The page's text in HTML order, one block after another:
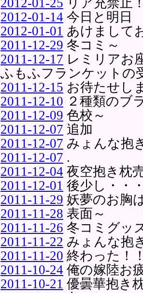
2012-01-14 今日と明日
2012-01-01 あけまして
2011-12-29 冬コミ～
2011-12-17 レミリアお
ふもふフランケットの
2011-12-15 お待たせし
2011-12-10 ２種類のブ
2011-12-09 色校～
2011-12-07 追加
2011-12-07 みょんな抱
2011-12-07 .
2011-12-04 夜空抱き枕
2011-12-01 後少し・・
2011-11-29 妖夢のお胸
2011-11-28 表面～
2011-11-26 冬コミグッ
2011-11-22 みょんな抱
2011-11-20 終わった！
2011-10-24 俺の嫁陸お
2011-10-21 優曇華抱き